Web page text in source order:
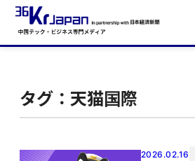
タグ：天猫国際
2026.02.16